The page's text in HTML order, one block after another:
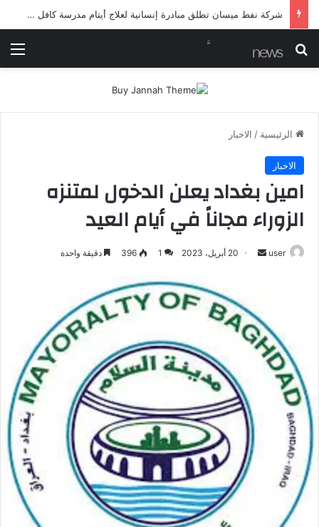
شرطة ميسان تلقي القبض على مطلقي العيارات النارية أثناء تشييع جنائزي في العمارة
بحث عن
الرئيسية / الاخبار
الاخبار
امين بغداد يعلن الدخول لمتنزه
الزوراء مجاناً في أيام العيد
user
أرسل 20 أبريل، 2023 1
396 دقيقة واحدة